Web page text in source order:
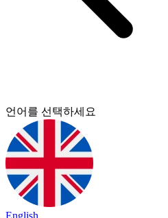
언어를 선택하세요
English